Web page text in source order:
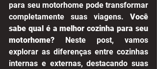
para seu motorhome pode transformar
completamente suas viagens. Você
sabe qual é a melhor cozinha para seu
motorhome? Neste post, vamos
explorar as diferenças entre cozinhas
internas e externas, destacando suas